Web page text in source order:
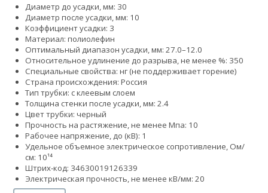
Диаметр до усадки, мм: 30
Диаметр после усадки, мм: 10
Коэффициент усадки: 3
Материал: полиолефин
Оптимальный диапазон усадки, мм: 27.0–12.0
Относительное удлинение до разрыва, не менее %: 350
Специальные свойства: нг (не поддерживает горение)
Страна происхождения: Россия
Тип трубки: с клеевым слоем
Толщина стенки после усадки, мм: 2.4
Цвет трубки: черный
Прочность на растяжение, не менее Мпа: 10
Рабочее напряжение, до (кВ): 1
Удельное объемное электрическое сопротивление, Ом/
см: 10¹⁴
Штрих-код: 34630019126339
Электрическая прочность, не менее кВ/мм: 20